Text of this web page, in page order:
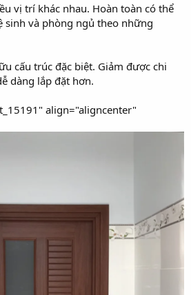
vị trí khác nhau. Hoàn toàn có thể
sinh và phòng ngủ theo những
cấu trúc đặc biệt. Giảm được chi
dàng lắp đặt hơn.
align="aligncenter"